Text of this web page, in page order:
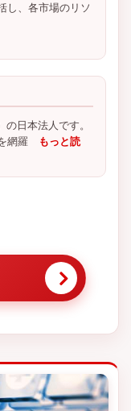
し、各市場のリソ
日本法人です。
網羅 もっと読